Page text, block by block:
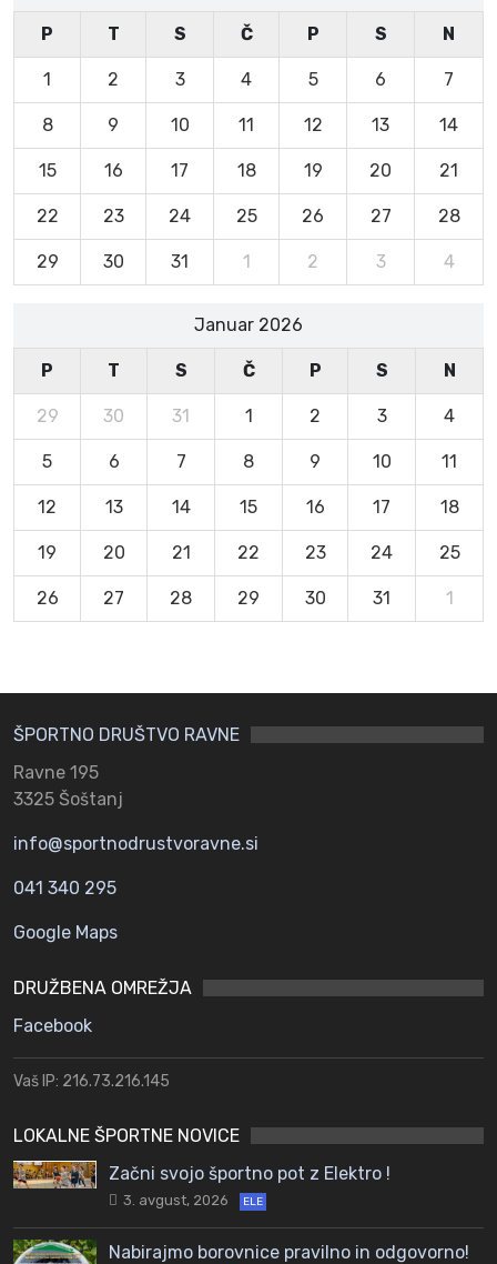
P T S Č P S N
1 2 3 4 5 6 7
8 9 10 11 12 13 14
15 16 17 18 19 20 21
22 23 24 25 26 27 28
29 30 31 1 2 3 4
Januar 2026
P T S Č P S N
29 30 31 1 2 3 4
5 6 7 8 9 10 11
12 13 14 15 16 17 18
19 20 21 22 23 24 25
26 27 28 29 30 31 1
ŠPORTNO DRUŠTVO RAVNE
Ravne 195
3325 Šoštanj
info@sportnodrustvoravne.si
041 340 295
Google Maps
DRUŽBENA OMREŽJA
Facebook
Vaš IP: 216.73.216.145
LOKALNE ŠPORTNE NOVICE
Začni svojo športno pot z Elektro !
3. avgust, 2026 ELE
Nabirajmo borovnice pravilno in odgovorno!